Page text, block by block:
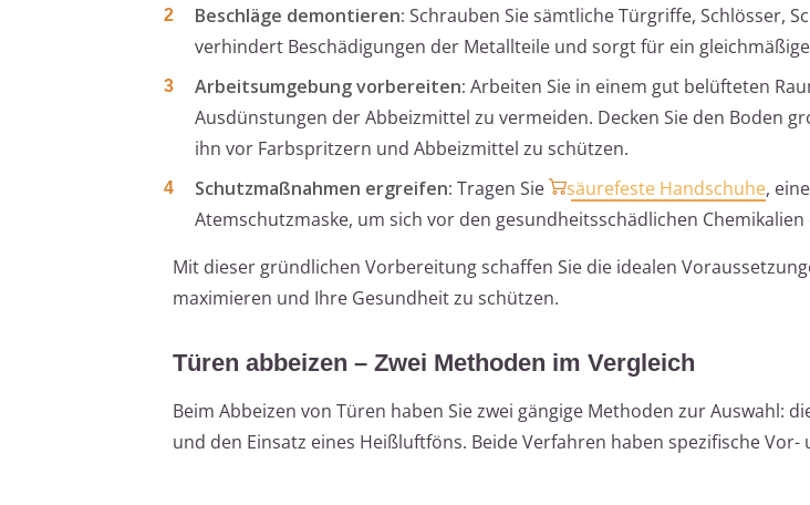
Beschläge demontieren: Schrauben Sie sämtliche Türgriffe, Schlösser,
verhindert Beschädigungen der Metallteile und sorgt für ein
Arbeitsumgebung vorbereiten: Arbeiten Sie in einem gut belüfteten
Ausdünstungen der Abbeizmittel zu vermeiden. Decken Sie den Boden
ihn vor Farbspritzern und Abbeizmittel zu schützen.
Schutzmaßnahmen ergreifen: Tragen Sie säurefeste Handschuhe,
Atemschutzmaske, um sich vor den gesundheitsschädlichen
Mit dieser gründlichen Vorbereitung schaffen Sie die idealen
maximieren und Ihre Gesundheit zu schützen.
Türen abbeizen – Zwei Methoden im Vergleich
Beim Abbeizen von Türen haben Sie zwei gängige Methoden zur Auswahl:
und den Einsatz eines Heißluftföns. Beide Verfahren haben spezifische Vor-